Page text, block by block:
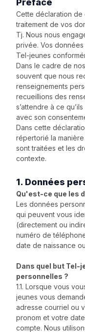
Préface
Cette déclaration
traitement de vos
Tj. Nous nous
privée. Vos
Tel-jeunes
Dans le cadre de
souvent que nous
renseignements
recueillions des
s’attendre à ce
avec son
Dans cette
répertorié la
sont traitées et les
contexte.
1. Données
Qu'est-ce que les
Les données
qui peuvent vous
(directement ou
numéro de
date de naissance
Dans quel but Tel-
personnelles ?
1.1. Lorsque vous
jeunes vous
adresse courriel ou
pronom et votre
compte. Nous